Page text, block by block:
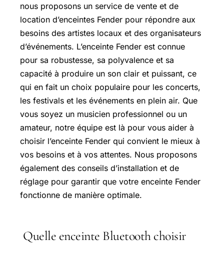
nous proposons un service de vente et de
location d’enceintes Fender pour répondre aux
besoins des artistes locaux et des organisateurs
d’événements. L’enceinte Fender est connue
pour sa robustesse, sa polyvalence et sa
capacité à produire un son clair et puissant, ce
qui en fait un choix populaire pour les concerts,
les festivals et les événements en plein air. Que
vous soyez un musicien professionnel ou un
amateur, notre équipe est là pour vous aider à
choisir l’enceinte Fender qui convient le mieux à
vos besoins et à vos attentes. Nous proposons
également des conseils d’installation et de
réglage pour garantir que votre enceinte Fender
fonctionne de manière optimale.
Quelle enceinte Bluetooth choisir